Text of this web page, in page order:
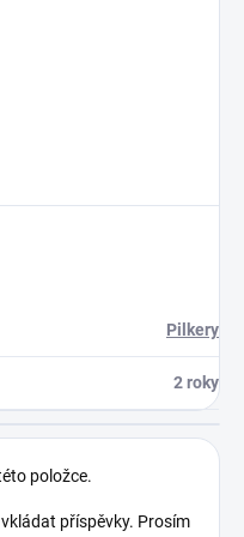
Pilkery
2 roky
položce.
příspěvky. Prosím